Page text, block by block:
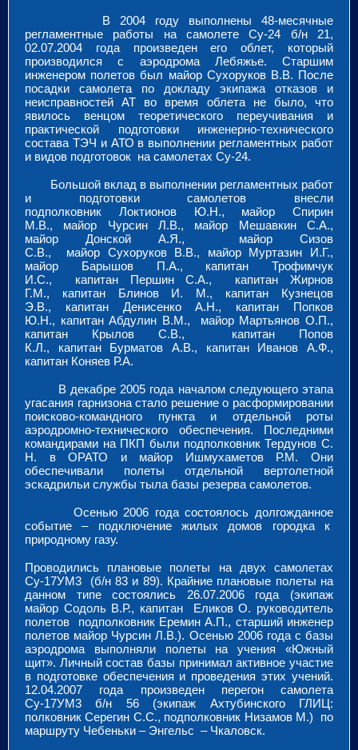
В 2004 году выполнены 48-месячные
регламентные работы на самолете Су-24 б/н 21,
02.07.2004 года произведен его облет, который
производился с аэродрома Лебяжье. Старшим
инженером полетов был майор Сухоруков В.В. После
посадки самолета по докладу экипажа отказов и
неисправностей АТ во время облета не было, что
явилось венцом теоретического переучивания и
практической подготовки инженерно-технического
состава ТЭЧ и АТО в выполнении регламентных работ
и видов подготовок на самолетах Су-24.
Большой вклад в выполнении регламентных работ
и подготовки самолетов внесли
подполковник Локтионов Ю.Н., майор Спирин
М.В., майор Чурсин Л.В., майор Мешавкин С.А.,
майор Донской А.Я., майор Сизов
С.В., майор Сухоруков В.В., майор Муртазин И.Г.,
майор Барышов П.А., капитан Трофимчук
И.С., капитан Першин С.А., капитан Жирнов
Г.М., капитан Блинов И. М., капитан Кузнецов
Э.В., капитан Денисенко А.Н., капитан Попков
Ю.Н., капитан Абдулин В.М., майор Мартьянов О.П.,
капитан Крылов С.В., капитан Попов
К.Л., капитан Бурматов А.В., капитан Иванов А.Ф.,
капитан Коняев Р.А.
В декабре 2005 года началом следующего этапа
угасания гарнизона стало решение о расформировании
поисково-командного пункта и отдельной роты
аэродромно-технического обеспечения. Последними
командирами на ПКП были подполковник Тердунов С.
Н. в ОРАТО и майор Ишмухаметов Р.М. Они
обеспечивали полеты отдельной вертолетной
эскадрильи службы тыла базы резерва самолетов.
Осенью 2006 года состоялось долгожданное
событие – подключение жилых домов городка к
природному газу.
Проводились плановые полеты на двух самолетах
Су-17УМ3 (б/н 83 и 89). Крайние плановые полеты на
данном типе состоялись 26.07.2006 года (экипаж
майор Содоль В.Р., капитан Еликов О. руководитель
полетов подполковник Еремин А.П., старший инженер
полетов майор Чурсин Л.В.). Осенью 2006 года с базы
аэродрома выполняли полеты на учения «Южный
щит». Личный состав базы принимал активное участие
в подготовке обеспечения и проведения этих учений.
12.04.2007 года произведен перегон самолета
Су-17УМ3 б/н 56 (экипаж Ахтубинского ГЛИЦ:
полковник Серегин С.С., подполковник Низамов М.) по
маршруту Чебеньки – Энгельс – Чкаловск.